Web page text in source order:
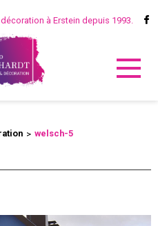
à Erstein depuis 1993.
welsch-5